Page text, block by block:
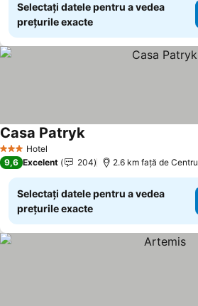
Selectați datele pentru a vedea
prețurile exacte
3 SteleHotel
Casa Patryk
9,6 Excelent 204 2.6 km faţă de Centru
Selectați datele pentru a vedea
prețurile exacte